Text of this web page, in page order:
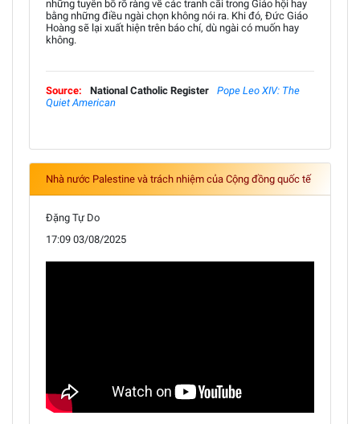
những tuyên bố rõ ràng về các tranh cãi trong Giáo hội hay
bằng những điều ngài chọn không nói ra. Khi đó, Đức Giáo
Hoàng sẽ lại xuất hiện trên báo chí, dù ngài có muốn hay
không.
Source: National Catholic Register
Pope Leo XIV: The
Quiet American
Nhà nước Palestine và trách nhiệm của Cộng đồng quốc tế
Đặng Tự Do
17:09 03/08/2025